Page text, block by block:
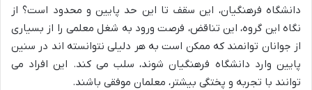
دانشگاه فرهنگیان، این سقف تا این حد پایین و محدود است؟ از
نگاه این گروه، این تناقض، فرصت ورود به شغل معلمی را از بسیاری
از جوانان توانمند که ممکن است به هر دلیلی نتوانسته اند در سنین
پایین وارد دانشگاه فرهنگیان شوند، سلب می کند. این افراد می
توانند با تجربه و پختگی بیشتر، معلمان موفقی باشند.